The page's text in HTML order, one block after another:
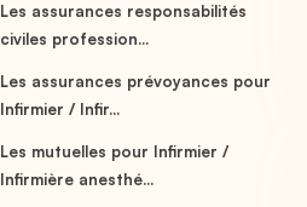
Les assurances responsabilités
civiles profession...
Les assurances prévoyances pour
Infirmier / Infir...
Les mutuelles pour Infirmier /
Infirmière anesthé...